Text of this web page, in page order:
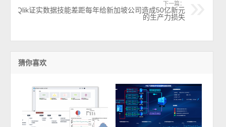
下一篇：
Qlik证实数据技能差距每年给新加坡公司造成50亿新元
的生产力损失
猜你喜欢